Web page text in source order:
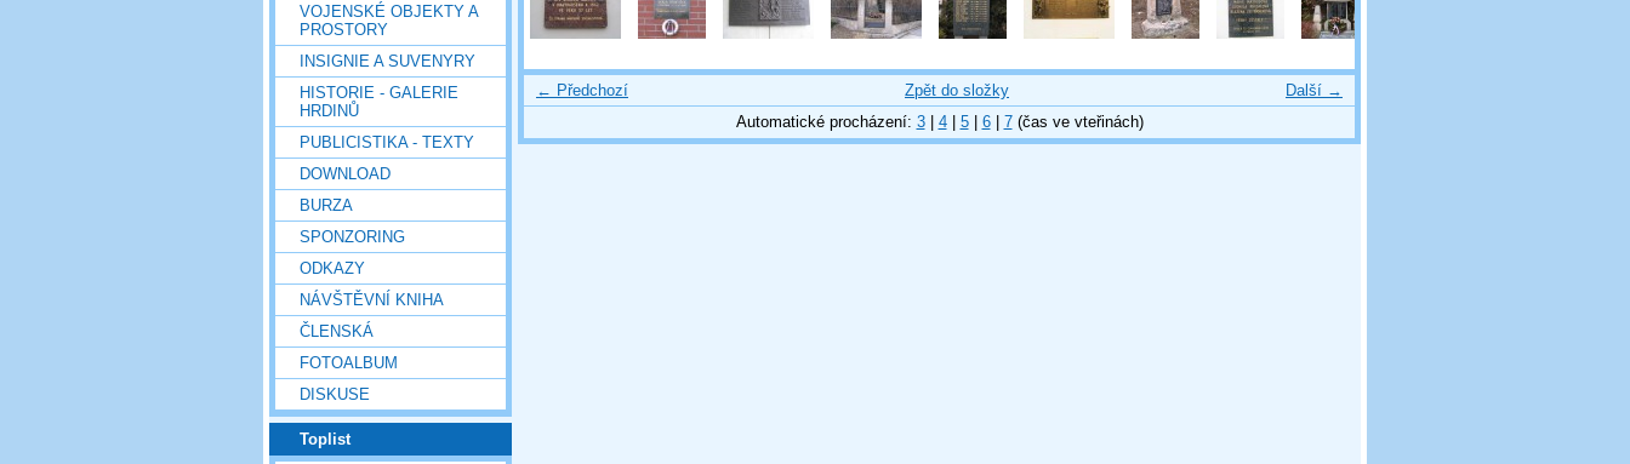
VOJENSKÉ OBJEKTY A
PROSTORY
INSIGNIE A SUVENYRY
HISTORIE - GALERIE
HRDINŮ
PUBLICISTIKA - TEXTY
DOWNLOAD
BURZA
SPONZORING
ODKAZY
NÁVŠTĚVNÍ KNIHA
ČLENSKÁ
FOTOALBUM
DISKUSE
Toplist
← Předchozí Další →
Zpět do složky
Automatické procházení: 3| 4| 5| 6| 7(čas ve vteřinách)